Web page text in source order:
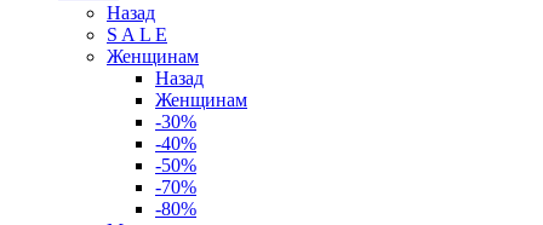
Назад
S A L E
Женщинам
Назад
Женщинам
-30%
-40%
-50%
-70%
-80%